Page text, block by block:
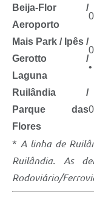
Beija-Flor /
Aeroporto
Mais Park / Ipês /
Gerotto /
Laguna
Ruilândia /
Parque das
Flores
* A linha de
Ruilândia. As
Rodoviário/